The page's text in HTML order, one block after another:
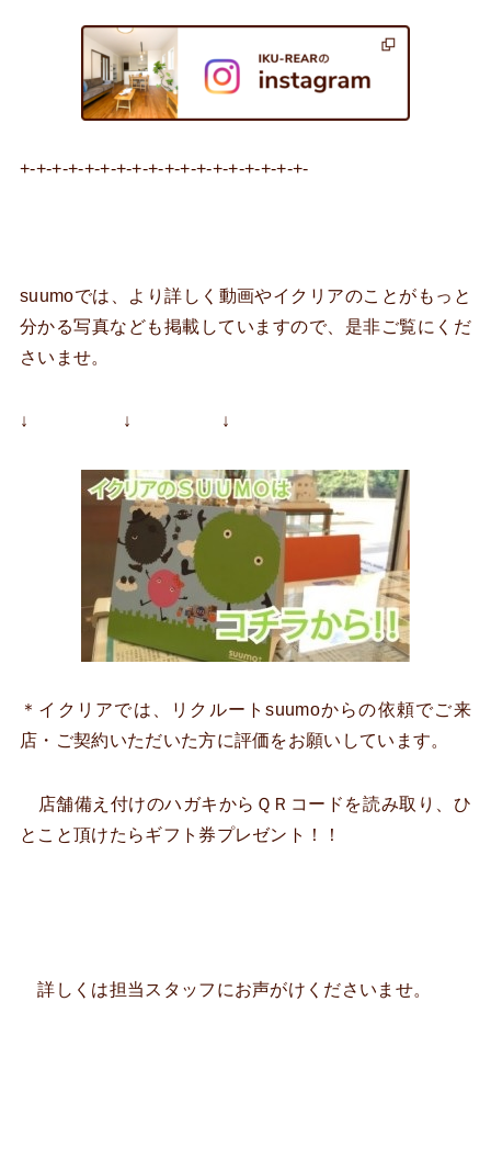
+-+-+-+-+-+-+-+-+-+-+-+-+-+-+-+-+-+-
suumoでは、より詳しく動画やイクリアのことがもっと
分かる写真なども掲載していますので、是非ご覧にくだ
さいませ。
↓ ↓ ↓
＊イクリアでは、リクルートsuumoからの依頼でご来
店・ご契約いただいた方に評価をお願いしています。
店舗備え付けのハガキからＱＲコードを読み取り、ひ
とこと頂けたらギフト券プレゼント！！
詳しくは担当スタッフにお声がけくださいませ。